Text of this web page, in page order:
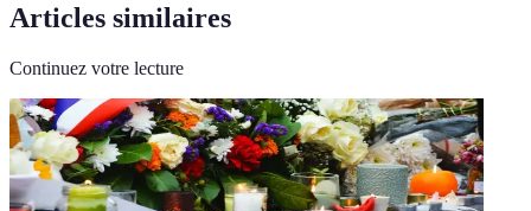
Articles similaires
Continuez votre lecture